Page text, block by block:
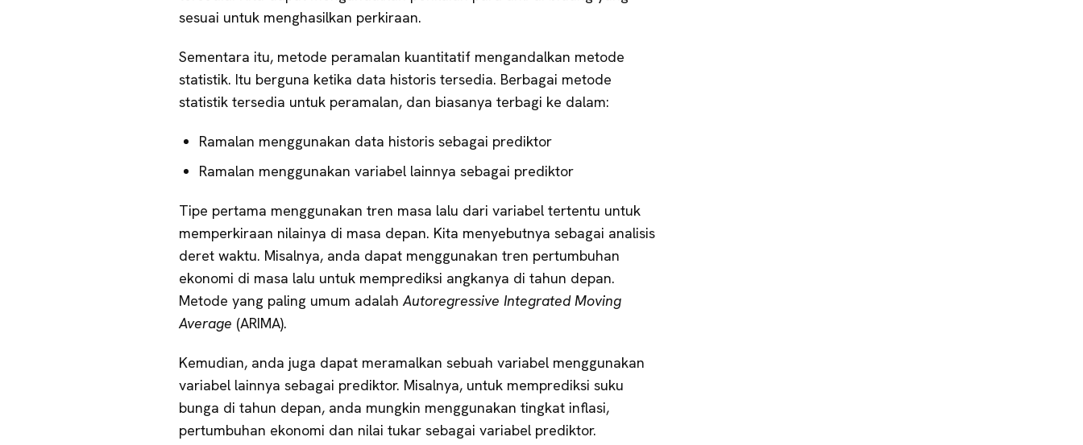
sesuai untuk menghasilkan perkiraan.
Sementara itu, metode peramalan kuantitatif mengandalkan metode
statistik. Itu berguna ketika data historis tersedia. Berbagai metode
statistik tersedia untuk peramalan, dan biasanya terbagi ke dalam:
Ramalan menggunakan data historis sebagai prediktor
Ramalan menggunakan variabel lainnya sebagai prediktor
Tipe pertama menggunakan tren masa lalu dari variabel tertentu untuk
memperkiraan nilainya di masa depan. Kita menyebutnya sebagai analisis
deret waktu. Misalnya, anda dapat menggunakan tren pertumbuhan
ekonomi di masa lalu untuk memprediksi angkanya di tahun depan.
Metode yang paling umum adalahAutoregressive Integrated Moving
Average (ARIMA).
Kemudian, anda juga dapat meramalkan sebuah variabel menggunakan
variabel lainnya sebagai prediktor. Misalnya, untuk memprediksi suku
bunga di tahun depan, anda mungkin menggunakan tingkat inflasi,
pertumbuhan ekonomi dan nilai tukar sebagai variabel prediktor.